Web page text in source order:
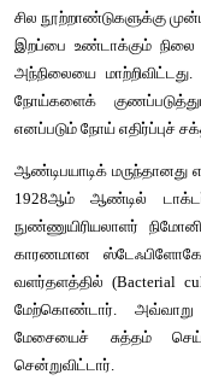
சில
இறப்பை உண்டாக்கும்
அந்நிலையை
நோய்களைக்
எனப்படும் நோய்